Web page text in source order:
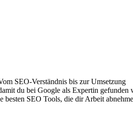
SEO-Verständnis bis zur Umsetzung
du bei Google als Expertin
besten SEO Tools, die dir Arbeit